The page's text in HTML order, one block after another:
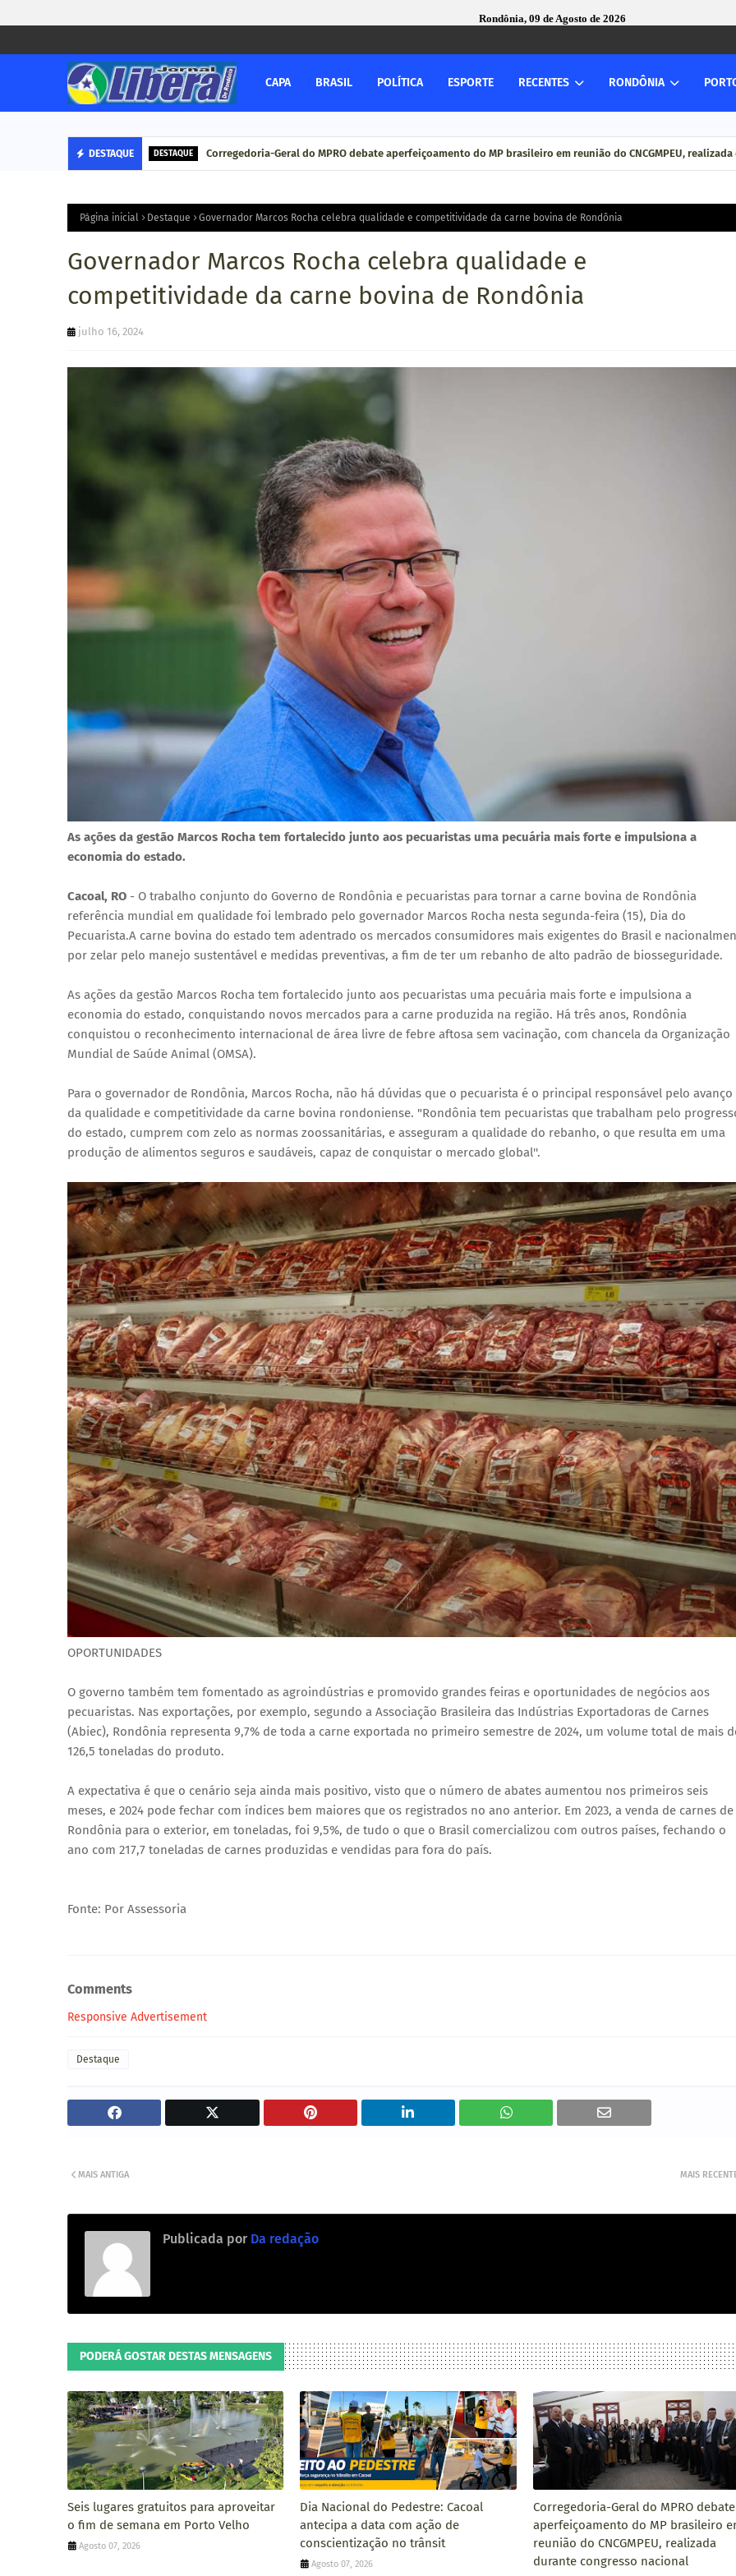
Rondônia, 09 de Agosto de 2026
CAPA BRASIL POLÍTICA ESPORTE RECENTES RONDÔNIA
DESTAQUE DESTAQUE Corregedoria-Geral do MPRO debate aperfeiçoamento do MP brasileiro em reunião do CNCGMPEU,
Página inicial Destaque Governador Marcos Rocha celebra qualidade e competitividade da carne bovina de Rondônia
Governador Marcos Rocha celebra qualidade e
competitividade da carne bovina de Rondônia
julho 16, 2024
As ações da gestão Marcos Rocha tem fortalecido junto aos pecuaristas uma pecuária mais forte e impulsiona a
economia do estado.
Cacoal, RO - O trabalho conjunto do Governo de Rondônia e pecuaristas para tornar a carne bovina de Rondônia
referência mundial em qualidade foi lembrado pelo governador Marcos Rocha nesta segunda-feira (15), Dia do
Pecuarista.A carne bovina do estado tem adentrado os mercados consumidores mais exigentes do Brasil e
por zelar pelo manejo sustentável e medidas preventivas, a fim de ter um rebanho de alto padrão de biosseguridade.
As ações da gestão Marcos Rocha tem fortalecido junto aos pecuaristas uma pecuária mais forte e impulsiona a
economia do estado, conquistando novos mercados para a carne produzida na região. Há três anos, Rondônia
conquistou o reconhecimento internacional de área livre de febre aftosa sem vacinação, com chancela da Organização
Mundial de Saúde Animal (OMSA).
Para o governador de Rondônia, Marcos Rocha, não há dúvidas que o pecuarista é o principal responsável pelo avanço
da qualidade e competitividade da carne bovina rondoniense. "Rondônia tem pecuaristas que trabalham pelo
do estado, cumprem com zelo as normas zoossanitárias, e asseguram a qualidade do rebanho, o que resulta em uma
produção de alimentos seguros e saudáveis, capaz de conquistar o mercado global''.
OPORTUNIDADES
O governo também tem fomentado as agroindústrias e promovido grandes feiras e oportunidades de negócios aos
pecuaristas. Nas exportações, por exemplo, segundo a Associação Brasileira das Indústrias Exportadoras de Carnes
(Abiec), Rondônia representa 9,7% de toda a carne exportada no primeiro semestre de 2024, um volume total de mais
126,5 toneladas do produto.
A expectativa é que o cenário seja ainda mais positivo, visto que o número de abates aumentou nos primeiros seis
meses, e 2024 pode fechar com índices bem maiores que os registrados no ano anterior. Em 2023, a venda de carnes de
Rondônia para o exterior, em toneladas, foi 9,5%, de tudo o que o Brasil comercializou com outros países, fechando o
ano com 217,7 toneladas de carnes produzidas e vendidas para fora do país.
Fonte: Por Assessoria
Comments
Responsive Advertisement
Destaque
MAIS
MAIS ANTIGA
Publicada por Da redação
PODERÁ GOSTAR DESTAS MENSAGENS
Seis lugares gratuitos para aproveitar
o fim de semana em Porto Velho
Agosto 07, 2026
Dia Nacional do Pedestre: Cacoal
antecipa a data com ação de
conscientização no trânsit
Agosto 07, 2026
Corregedoria-Geral do MPRO debate
aperfeiçoamento do MP brasileiro
reunião do CNCGMPEU, realizada
durante congresso nacional